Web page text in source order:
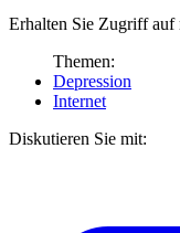
Erhalten Sie Zugriff
Themen:
Depression
Internet
Diskutieren Sie mit: